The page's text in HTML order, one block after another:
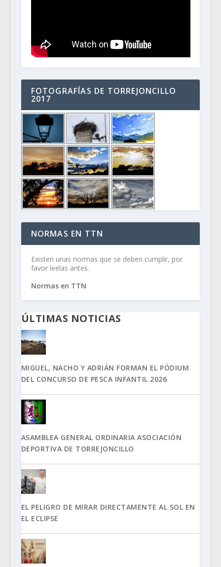
FOTOGRAFÍAS DE TORREJONCILLO
2017
NORMAS EN TTN
Existen unas normas que se deben cumplir, por
favor leelas antes.
Normas en TTN
ÚLTIMAS NOTICIAS
MIGUEL, NACHO Y ADRIÁN FORMAN EL PÓDIUM
DEL CONCURSO DE PESCA INFANTIL 2026
ASAMBLEA GENERAL ORDINARIA ASOCIACIÓN
DEPORTIVA DE TORREJONCILLO
EL PELIGRO DE MIRAR DIRECTAMENTE AL SOL EN
EL ECLIPSE